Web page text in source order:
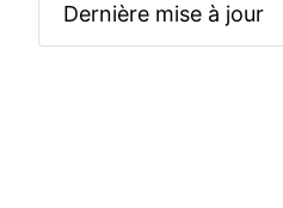
Dernière mise à jour